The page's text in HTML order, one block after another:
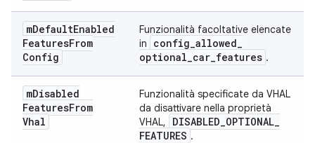
mDefaultEnabled
FeaturesFrom
Config
Funzionalità facoltative elencate
in
config_allowed_
optional_car_features .
mDisabled
FeaturesFrom
Vhal
Funzionalità specificate da VHAL
da disattivare nella proprietà
VHAL,
DISABLED_OPTIONAL_
FEATURES .